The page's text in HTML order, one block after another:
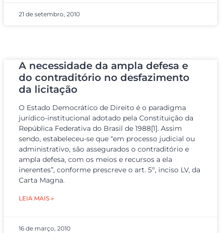
21 de setembro, 2010
A necessidade da ampla defesa e
do contraditório no desfazimento
da licitação
O Estado Democrático de Direito é o paradigma
jurídico-institucional adotado pela Constituição da
República Federativa do Brasil de 1988[1]. Assim
sendo, estabeleceu-se que “em processo judicial ou
administrativo, são assegurados o contraditório e
ampla defesa, com os meios e recursos a ela
inerentes”, conforme prescreve o art. 5º, inciso LV, da
Carta Magna.
LEIA MAIS »
16 de março, 2010